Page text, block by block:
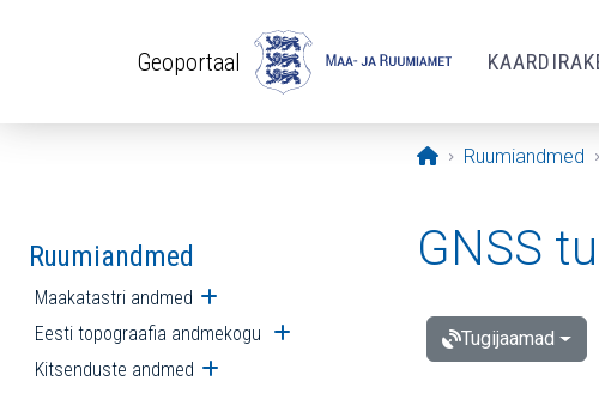
Geoportaal
Avaleht
Ruumiandmed
Ruumiandmed
Maakatastri andmed Ava alammenüü
Eesti topograafia andmekogu Ava alammenüü
Kitsenduste andmed Ava alammenüü
GNSS
Tugijaamad